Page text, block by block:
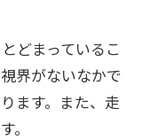
どまっているこ
界がないなかで
ます。また、走
。